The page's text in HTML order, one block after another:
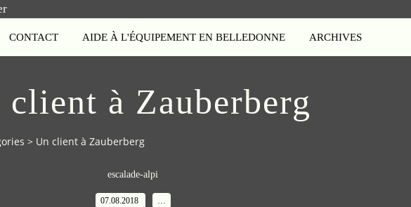
CONTACT AIDE À L'ÉQUIPEMENT EN BELLEDONNE ARCHIVES
client à Zauberberg
> Un client à Zauberberg
escalade-alpi
07.08.2018